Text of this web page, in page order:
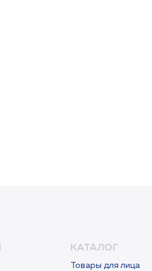
КАТАЛОГ
Товары для лица